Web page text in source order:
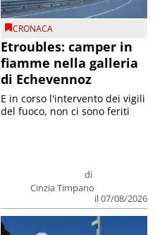
CRONACA
Etroubles: camper in
fiamme nella galleria
di Echevennoz
di
Cinzia Timpano
il 07/08/2026
E in corso l'intervento dei vigili
del fuoco, non ci sono feriti